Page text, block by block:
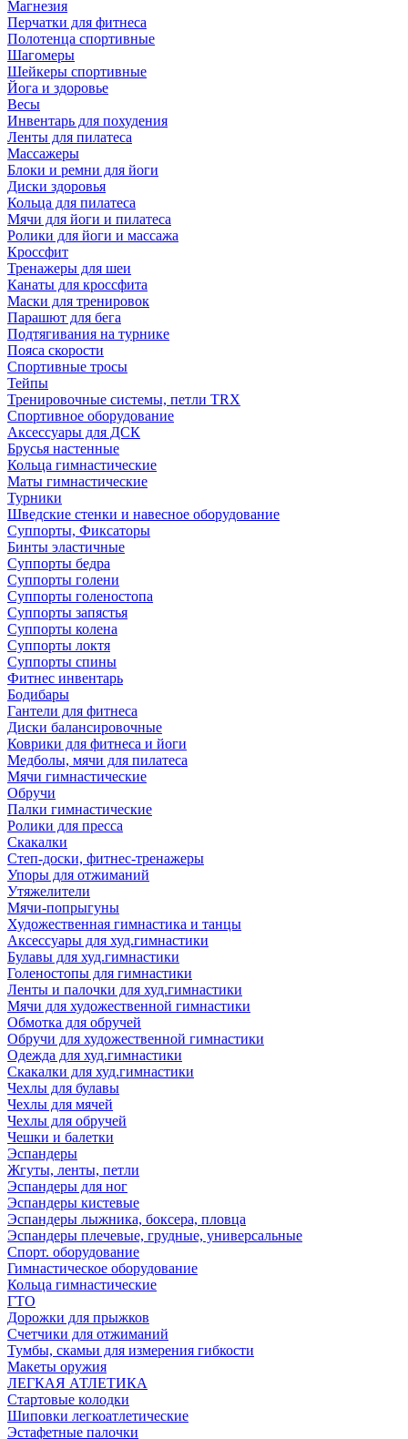
Магнезия
Перчатки для фитнеса
Полотенца спортивные
Шагомеры
Шейкеры спортивные
Йога и здоровье
Весы
Инвентарь для похудения
Ленты для пилатеса
Массажеры
Блоки и ремни для йоги
Диски здоровья
Кольца для пилатеса
Мячи для йоги и пилатеса
Ролики для йоги и массажа
Кроссфит
Тренажеры для шеи
Канаты для кроссфита
Маски для тренировок
Парашют для бега
Подтягивания на турнике
Пояса скорости
Спортивные тросы
Тейпы
Тренировочные системы, петли TRX
Спортивное оборудование
Аксессуары для ДСК
Брусья настенные
Кольца гимнастические
Маты гимнастические
Турники
Шведские стенки и навесное оборудование
Суппорты, Фиксаторы
Бинты эластичные
Суппорты бедра
Суппорты голени
Суппорты голеностопа
Суппорты запястья
Суппорты колена
Суппорты локтя
Суппорты спины
Фитнес инвентарь
Бодибары
Гантели для фитнеса
Диски балансировочные
Коврики для фитнеса и йоги
Медболы, мячи для пилатеса
Мячи гимнастические
Обручи
Палки гимнастические
Ролики для пресса
Скакалки
Степ-доски, фитнес-тренажеры
Упоры для отжиманий
Утяжелители
Мячи-попрыгуны
Художественная гимнастика и танцы
Аксессуары для худ.гимнастики
Булавы для худ.гимнастики
Голеностопы для гимнастики
Ленты и палочки для худ.гимнастики
Мячи для художественной гимнастики
Обмотка для обручей
Обручи для художественной гимнастики
Одежда для худ.гимнастики
Скакалки для худ.гимнастики
Чехлы для булавы
Чехлы для мячей
Чехлы для обручей
Чешки и балетки
Эспандеры
Жгуты, ленты, петли
Эспандеры для ног
Эспандеры кистевые
Эспандеры лыжника, боксера, пловца
Эспандеры плечевые, грудные, универсальные
Спорт. оборудование
Гимнастическое оборудование
Кольца гимнастические
ГТО
Дорожки для прыжков
Счетчики для отжиманий
Тумбы, скамьи для измерения гибкости
Макеты оружия
ЛЕГКАЯ АТЛЕТИКА
Стартовые колодки
Шиповки легкоатлетические
Эстафетные палочки